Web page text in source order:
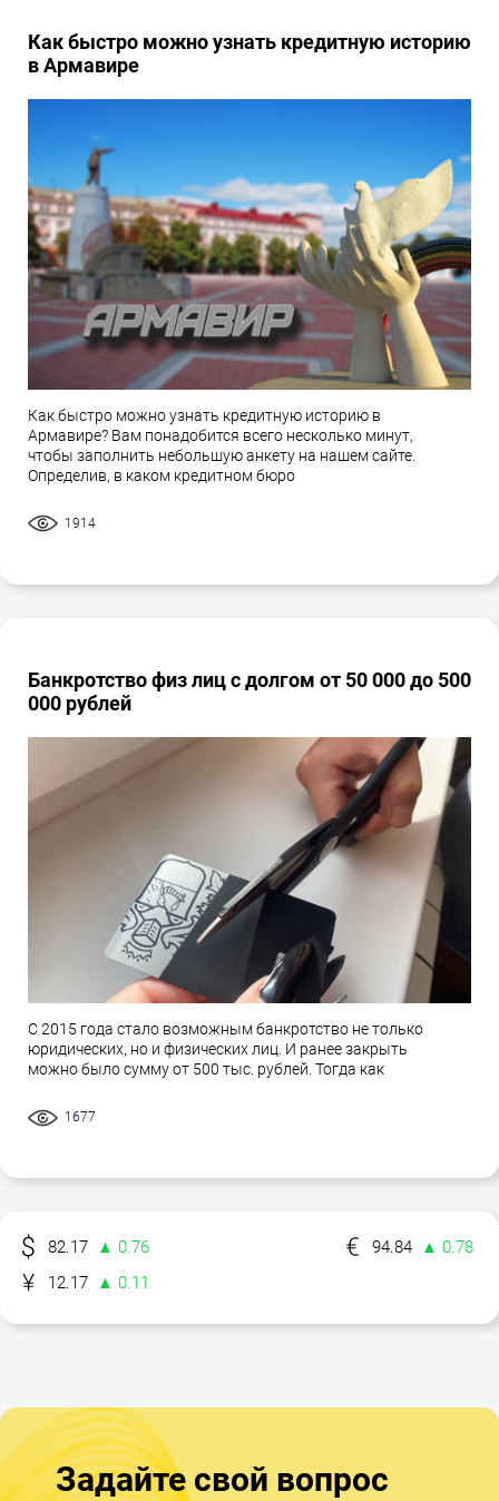
Как быстро можно узнать кредитную историю
в Армавире
Как быстро можно узнать кредитную историю в
Армавире? Вам понадобится всего несколько минут,
чтобы заполнить небольшую анкету на нашем сайте.
Определив, в каком кредитном бюро
1914
Банкротство физ лиц с долгом от 50 000 до 500
000 рублей
С 2015 года стало возможным банкротство не только
юридических, но и физических лиц. И ранее закрыть
можно было сумму от 500 тыс. рублей. Тогда как
1677
82.17 ▲ 0.76 94.84
▲ 0.78
12.17
▲ 0.11
Задайте свой вопрос